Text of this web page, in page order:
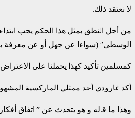
لا نعتقد ذلك.
من أجل النطق بمثل هذا الحكم يجب
الوسطى” (سواءا عن جهل أو عن معرفة
كمسلمين تأكيد كهذا يحملنا على الاعتراض
أكد غارودي أحد ممثلي الماركسية المشهورين نفس الفكرة في
وهذا ما قاله و هو يتحدث عن ” اتفاق